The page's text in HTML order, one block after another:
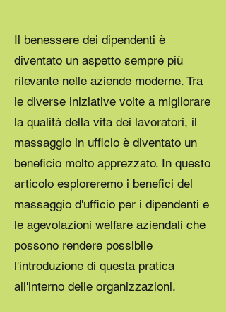
Il benessere dei dipendenti è
diventato un aspetto sempre più
rilevante nelle aziende moderne. Tra
le diverse iniziative volte a migliorare
la qualità della vita dei lavoratori, il
massaggio in ufficio è diventato un
beneficio molto apprezzato. In questo
articolo esploreremo i benefici del
massaggio d'ufficio per i dipendenti e
le agevolazioni welfare aziendali che
possono rendere possibile
l'introduzione di questa pratica
all'interno delle organizzazioni.